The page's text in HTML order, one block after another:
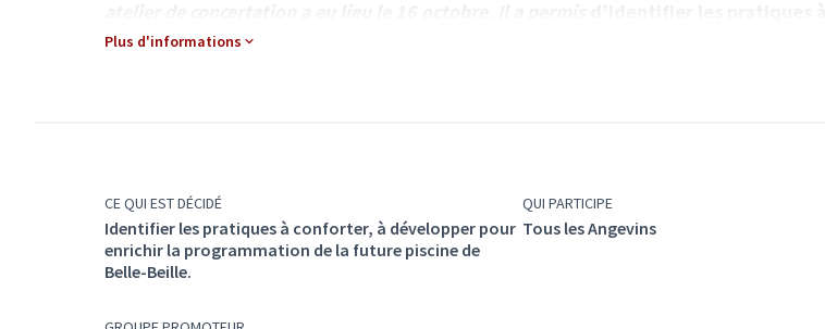
conforter, à développer pour enrichir la programmation de la future piscine.
COMMENT PARTICIPER ET APPORTER VOS CONTRIBUTIONS ?
Angevins et Angevines vous pouvezjusqu'au 30 novembre
-Voter pour les 5 propositions qui vous semblent prioritaires
Plus d'informations
CE QUI EST DÉCIDÉ
Identifier les pratiques à conforter, à développer pour
enrichir la programmation de la future piscine de
Belle-Beille.
QUI PARTICIPE
Tous les Angevins